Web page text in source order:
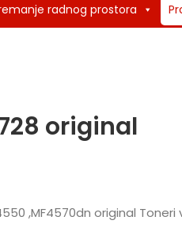
radnog prostora
original
,MF4570dn original